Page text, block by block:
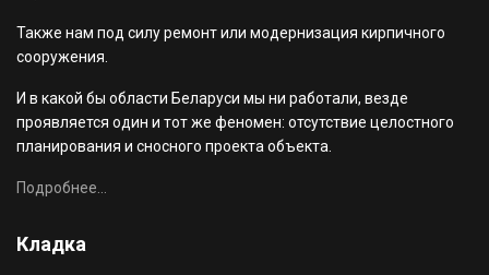
Также нам под силу ремонт или модернизация кирпичного
сооружения.
И в какой бы области Беларуси мы ни работали, везде
проявляется один и тот же феномен: отсутствие целостного
планирования и сносного проекта объекта.
Подробнее...
Кладка